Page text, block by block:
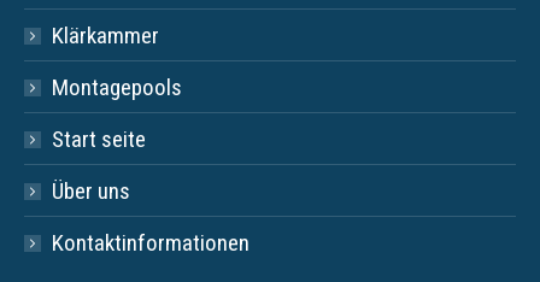
Klärkammer
Montagepools
Start seite
Über uns
Kontaktinformationen